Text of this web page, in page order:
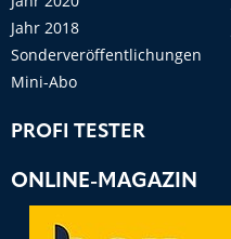
Jahr 2018
Sonderveröffentlichungen
Mini-Abo
PROFI TESTER
ONLINE-MAGAZIN